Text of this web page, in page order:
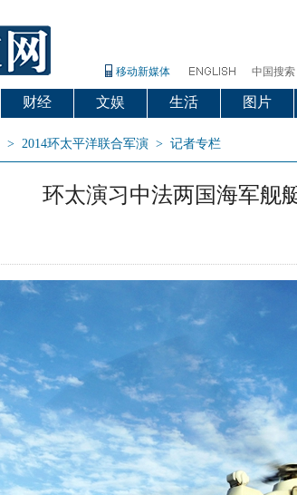
移动新媒体 中国搜索
财经 文娱 生活 图片
> 2014环太平洋联合军演 > 记者专栏
环太演习中法两国海军舰